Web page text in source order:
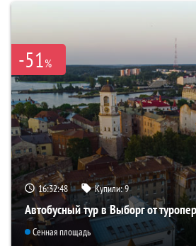
-51%
16:32:46 Купили:9
Автобусный тур в Выборг от
Сенная площадь